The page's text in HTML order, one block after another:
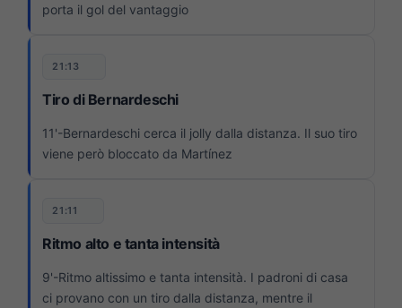
porta il gol del vantaggio
21:13
Tiro di Bernardeschi
11'-Bernardeschi cerca il jolly dalla distanza. Il suo tiro
viene però bloccato da Martínez
21:11
Ritmo alto e tanta intensità
9'-Ritmo altissimo e tanta intensità. I padroni di casa
ci provano con un tiro dalla distanza, mentre il